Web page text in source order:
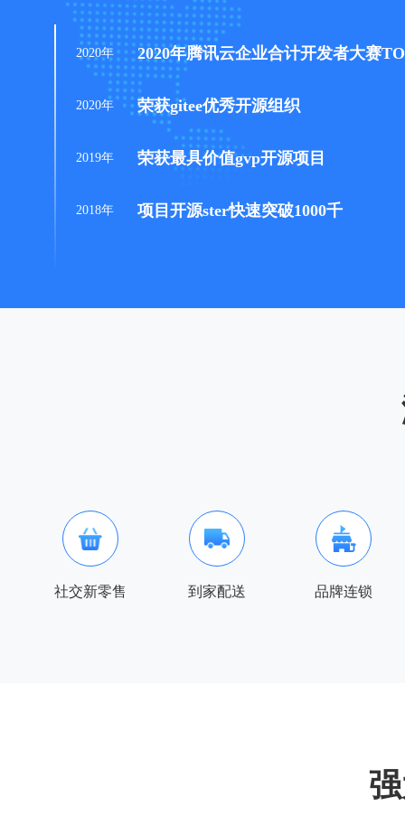
2020年 2020年腾讯云企业合计开发者大赛
2020年 荣获gitee优秀开源组织
2019年 荣获最具价值gvp开源项目
2018年 项目开源ster快速突破1000千
社交新零售 到家配送 品牌连锁